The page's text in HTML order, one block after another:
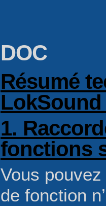
DOC
Résumé
LokSound
1.
fonctions
Vous
de fonction